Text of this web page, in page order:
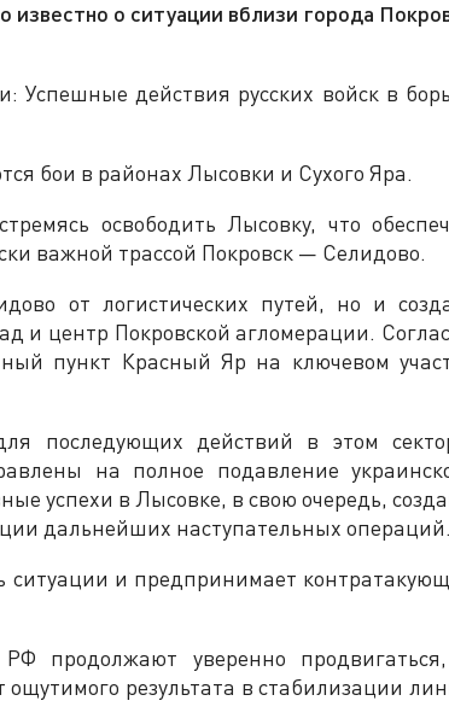
о ситуации вблизи города
Успешные действия русских войск в
бои в районах Лысовки и Сухого Яра.
освободить Лысовку, что
важной трассой Покровск — Селидово.
от логистических путей, но и
и центр Покровской агломерации.
пункт Красный Яр на ключевом
последующих действий в этом
на полное подавление
успехи в Лысовке, в свою очередь,
дальнейших наступательных операций.
ситуации и предпринимает
продолжают уверенно
результата в стабилизации